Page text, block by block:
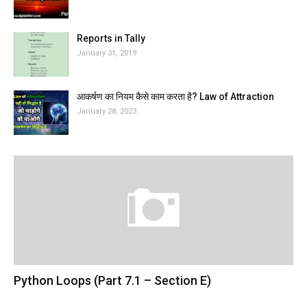
Reports in Tally
January 31, 2019
आकर्षण का नियम कैसे काम करता है? Law of Attraction
January 28, 2023
Python Loops (Part 7.1 – Section E)